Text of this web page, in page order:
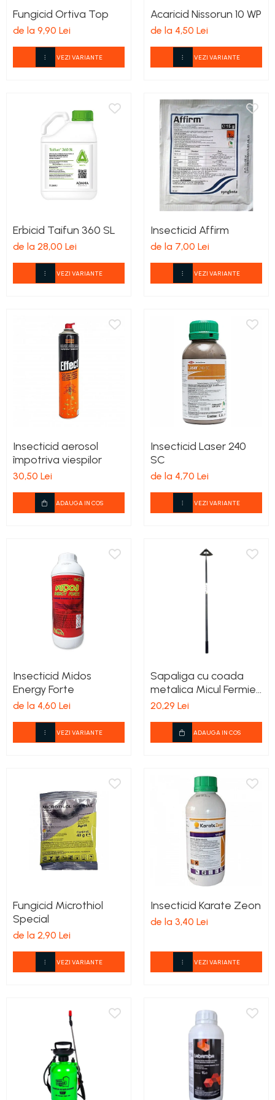
Fungicid Ortiva Top
de la 9,90 Lei
VEZI VARIANTE
Acaricid Nissorun 10 WP
de la 4,50 Lei
VEZI VARIANTE
Erbicid Taifun 360 SL
de la 28,00 Lei
VEZI VARIANTE
Insecticid Affirm
de la 7,00 Lei
VEZI VARIANTE
Insecticid aerosol
împotriva viespilor
30,50 Lei
ADAUGA IN COS
Insecticid Laser 240
SC
de la 4,70 Lei
VEZI VARIANTE
Insecticid Midos
Energy Forte
de la 4,60 Lei
VEZI VARIANTE
Sapaliga cu coada
metalica Micul Fermier
600x210mm
20,29 Lei
ADAUGA IN COS
Fungicid Microthiol
Special
de la 2,90 Lei
VEZI VARIANTE
Insecticid Karate Zeon
de la 3,40 Lei
VEZI VARIANTE